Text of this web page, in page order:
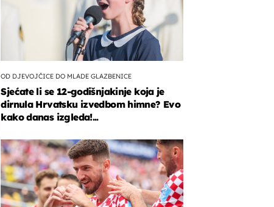
OD DJEVOJČICE DO MLADE GLAZBENICE
Sjećate li se 12-godišnjakinje koja je
dirnula Hrvatsku izvedbom himne? Evo
kako danas izgleda!...